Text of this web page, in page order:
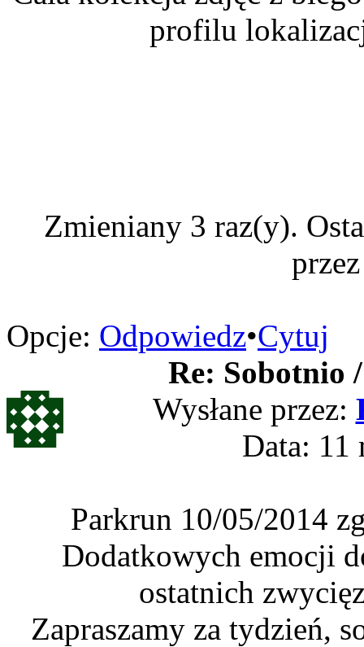
profilu
Zmieniany 3 raz(y).
Opcje: Odpowiedz•Cytuj
Re: Sobotnio
Wysłane przez:
Data: 11
Parkrun 10/05/2014
Dodatkowych emocji
ostatnich
Zapraszamy za tydzień,